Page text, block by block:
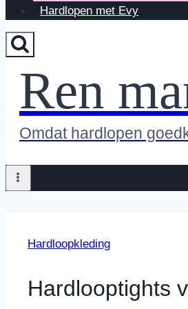
Hardlopen met Evy
Ren
Omdat hardlopen
Hardloopkleding
Hardlooptights